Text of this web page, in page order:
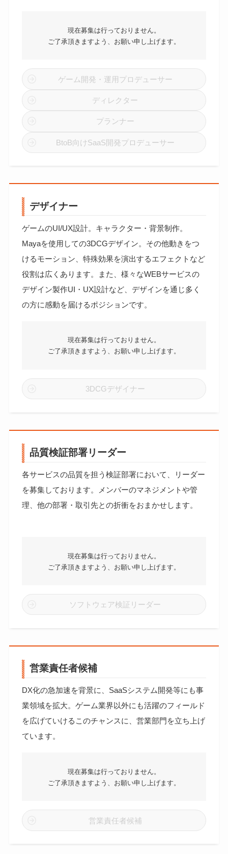
現在募集は行っておりません。
ご了承頂きますよう、お願い申し上げます。
ゲーム開発・運用プロデューサー
ディレクター
プランナー
BtoB向けSaaS開発プロデューサー
デザイナー
ゲームのUI/UX設計。キャラクター・背景制作。
Mayaを使用しての3DCGデザイン。その他動きをつ
けるモーション、特殊効果を演出するエフェクトなど
役割は広くあります。また、様々なWEBサービスの
デザイン製作UI・UX設計など、デザインを通じ多く
の方に感動を届けるポジションです。
現在募集は行っておりません。
ご了承頂きますよう、お願い申し上げます。
3DCGデザイナー
品質検証部署リーダー
各サービスの品質を担う検証部署において、リーダー
を募集しております。メンバーのマネジメントや管
理、他の部署・取引先との折衝をおまかせします。
現在募集は行っておりません。
ご了承頂きますよう、お願い申し上げます。
ソフトウェア検証リーダー
営業責任者候補
DX化の急加速を背景に、SaaSシステム開発等にも事
業領域を拡大。ゲーム業界以外にも活躍のフィールド
を広げていけるこのチャンスに、営業部門を立ち上げ
ています。
現在募集は行っておりません。
ご了承頂きますよう、お願い申し上げます。
営業責任者候補